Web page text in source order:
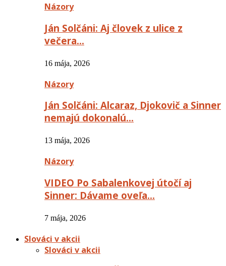
Názory
Ján Solčáni: Aj človek z ulice z
večera…
16 mája, 2026
Názory
Ján Solčáni: Alcaraz, Djokovič a Sinner
nemajú dokonalú…
13 mája, 2026
Názory
VIDEO Po Sabalenkovej útočí aj
Sinner: Dávame oveľa…
7 mája, 2026
Slováci v akcii
Slováci v akcii